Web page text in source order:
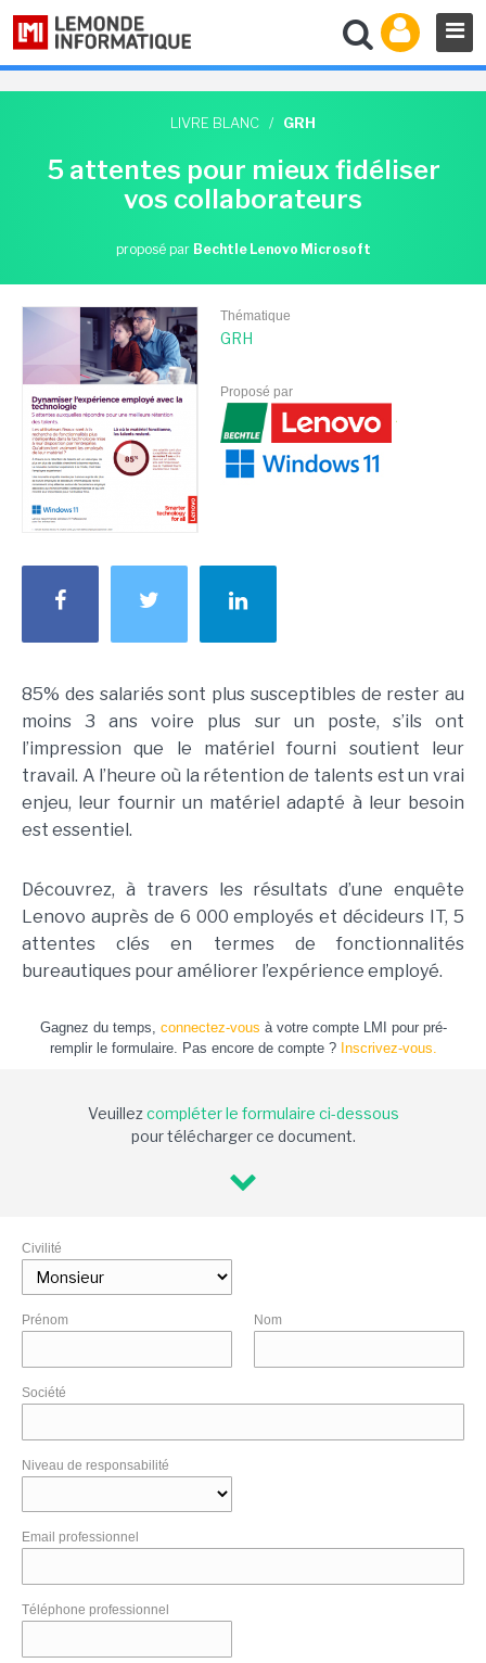
LIVRE BLANC / GRH
5 attentes pour mieux fidéliser
vos collaborateurs
proposé par Bechtle Lenovo Microsoft
Thématique
GRH
Proposé par
85% des salariés sont plus susceptibles de rester au
moins 3 ans voire plus sur un poste, s’ils ont
l’impression que le matériel fourni soutient leur
travail. A l’heure où la rétention de talents est un vrai
enjeu, leur fournir un matériel adapté à leur besoin
est essentiel.
Découvrez, à travers les résultats d’une enquête
Lenovo auprès de 6 000 employés et décideurs IT, 5
attentes clés en termes de fonctionnalités
bureautiques pour améliorer l’expérience employé.
Gagnez du temps, connectez-vous à votre compte LMI pour pré-
remplir le formulaire. Pas encore de compte ? Inscrivez-vous.
Veuillezcompléter le formulaire ci-dessous
pour télécharger ce document.
Civilité
Prénom Nom
Société
Niveau de responsabilité
Email professionnel
Téléphone professionnel